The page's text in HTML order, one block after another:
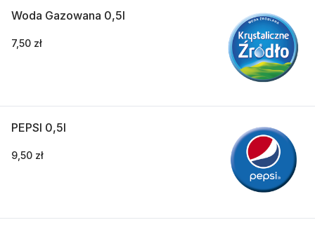
Woda Gazowana 0,5l
7,50 zł
PEPSI 0,5l
9,50 zł